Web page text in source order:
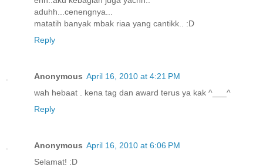
aduhh...cenengnya...
matatih banyak mbak riaa yang cantikk.. :D
Reply
Anonymous April 16, 2010 at 4:21 PM
wah hebaat . kena tag dan award terus ya kak ^___^
Reply
Anonymous April 16, 2010 at 6:06 PM
Selamat! :D